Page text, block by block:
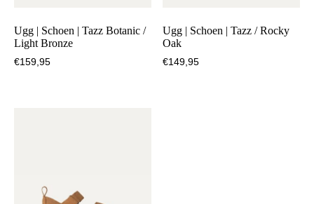
Ugg | Schoen | Tazz Botanic /
Light Bronze
€159,95
Ugg | Schoen | Tazz / Rocky
Oak
€149,95